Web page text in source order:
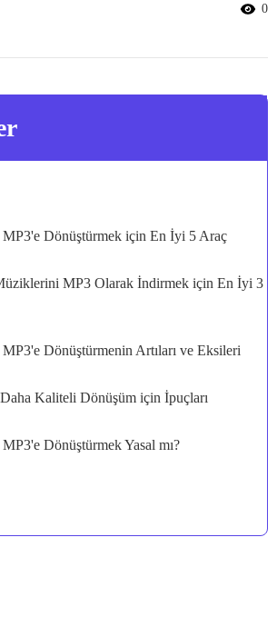
0
Dönüştürmek için En İyi 5 Araç
MP3 Olarak İndirmek için En İyi 3
Dönüştürmenin Artıları ve Eksileri
Kaliteli Dönüşüm için İpuçları
Dönüştürmek Yasal mı?